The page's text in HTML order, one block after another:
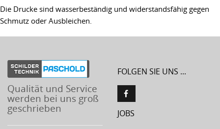
Die Drucke sind wasserbeständig und widerstandsfähig gegen
Schmutz oder Ausbleichen.
Qualität und Service
werden bei uns groß
geschrieben
FOLGEN SIE UNS ...
JOBS